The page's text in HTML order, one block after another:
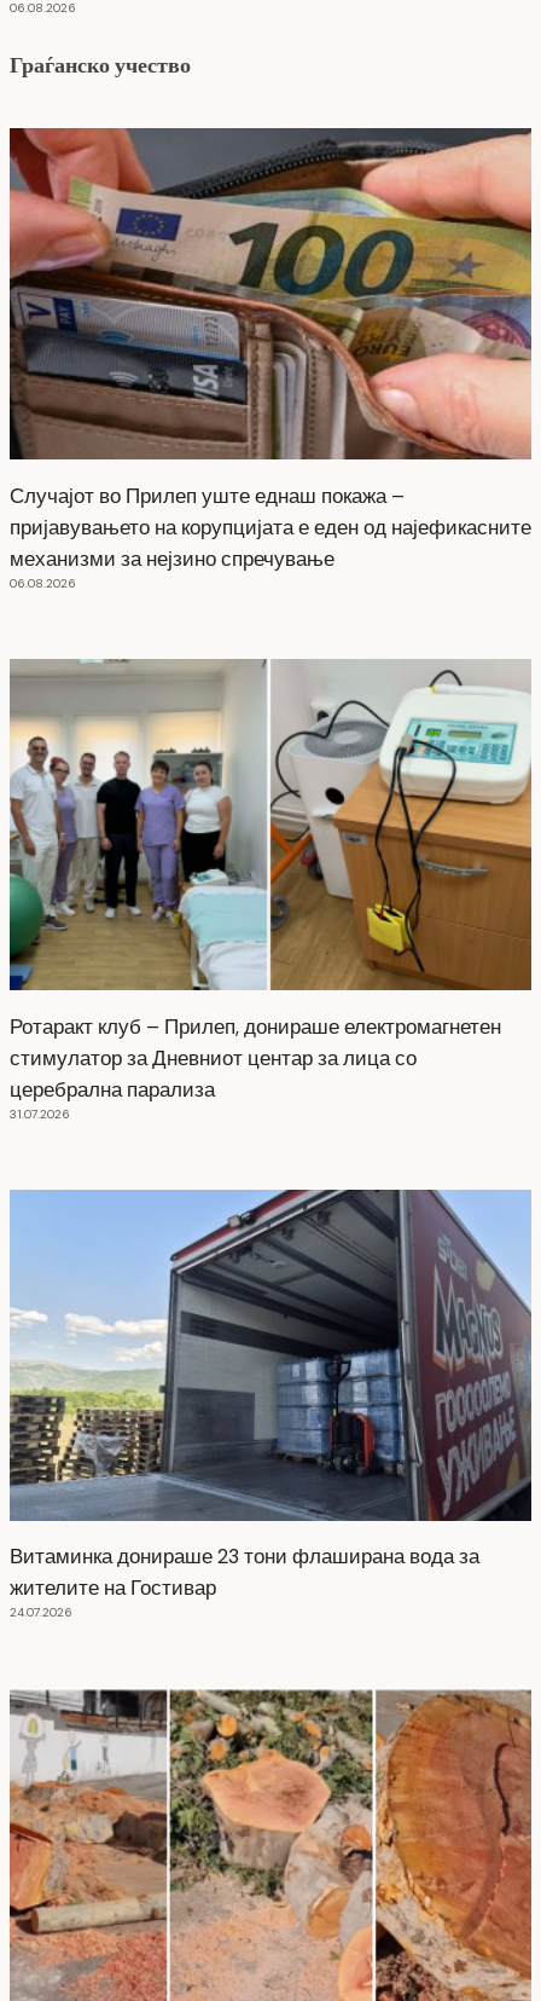
06.08.2026
Граѓанско учество
Случајот во Прилеп уште еднаш покажа –
пријавувањето на корупцијата е еден од најефикасните
механизми за нејзино спречување
06.08.2026
Ротаракт клуб – Прилеп, донираше електромагнетен
стимулатор за Дневниот центар за лица со
церебрална парализа
31.07.2026
Витаминка донираше 23 тони флаширана вода за
жителите на Гостивар
24.07.2026